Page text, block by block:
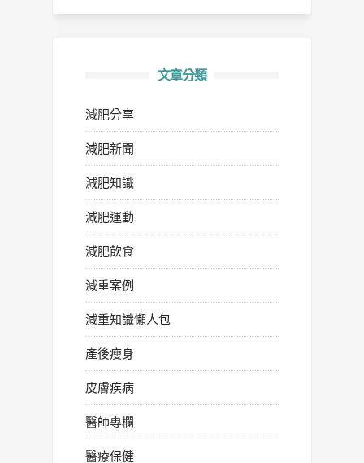
文章分類
減肥分享
減肥新聞
減肥知識
減肥運動
減肥飲食
減重案例
減重知識懶人包
產後瘦身
皮膚疾病
醫師專欄
醫療保健